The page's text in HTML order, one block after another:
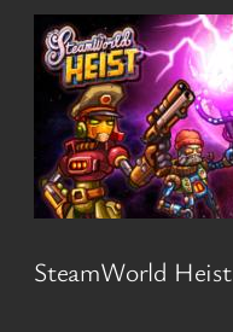
SteamWorld Heist